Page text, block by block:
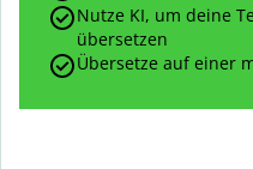
Nutze KI, um deine
übersetzen
Übersetze auf einer